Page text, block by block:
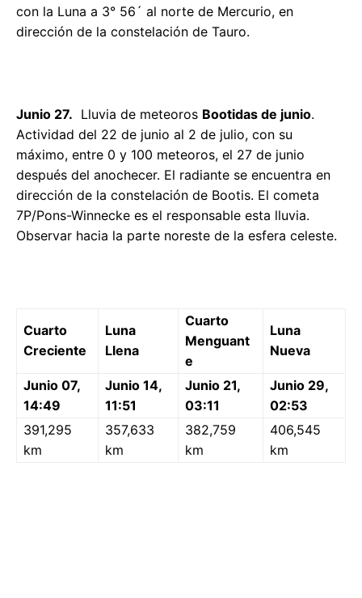
con la Luna a 3° 56´ al norte de Mercurio, en
dirección de la constelación de Tauro.
Junio 27. Lluvia de meteoros Bootidas de junio.
Actividad del 22 de junio al 2 de julio, con su
máximo, entre 0 y 100 meteoros, el 27 de junio
después del anochecer. El radiante se encuentra en
dirección de la constelación de Bootis. El cometa
7P/Pons-Winnecke es el responsable esta lluvia.
Observar hacia la parte noreste de la esfera celeste.
Cuarto
Creciente
Luna
Llena
Cuarto
Menguant
e
Luna
Nueva
Junio 07,
14:49
Junio 14,
11:51
Junio 21,
03:11
Junio 29,
02:53
391,295
km
357,633
km
382,759
km
406,545
km